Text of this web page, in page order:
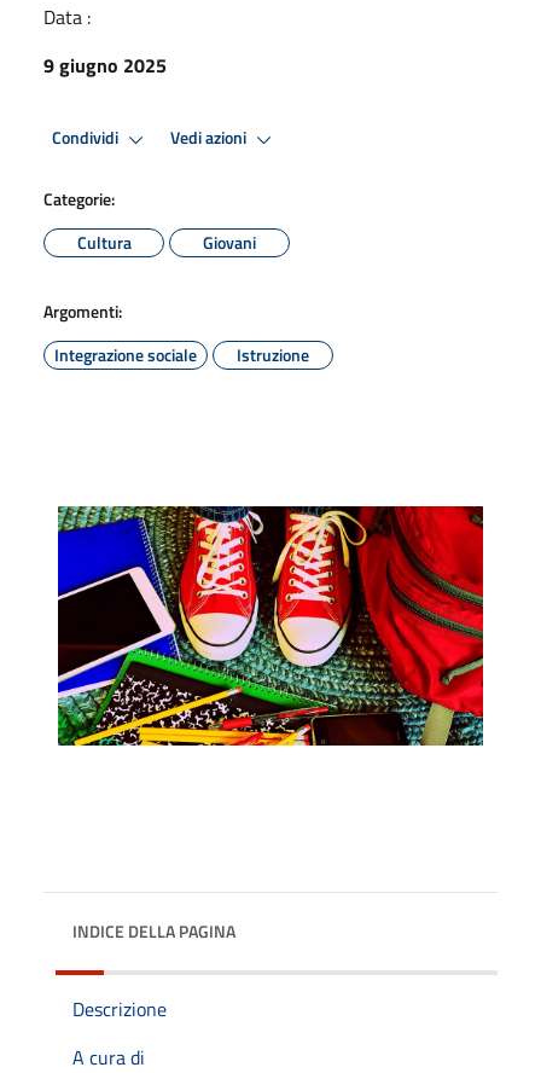
Data :
9 giugno 2025
Condividi Vedi azioni
Categorie:
Cultura
Giovani
Argomenti:
Integrazione sociale
Istruzione
INDICE DELLA PAGINA
Descrizione
A cura di